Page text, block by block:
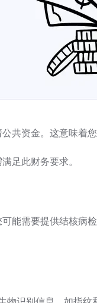
共资金。这意味着
足此财务要求。
可能需要提供结核病